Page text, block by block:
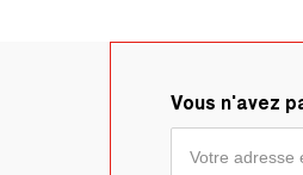
Vous n'avez